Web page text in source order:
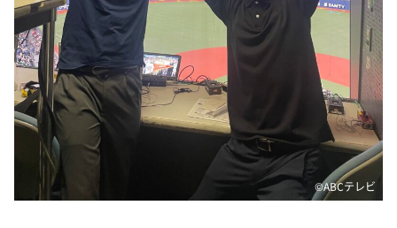
新婚さんいらっしゃい！
ポツンと一軒家
ザキ山小屋本館
ぺこぱのまるスポ
アナ回覧板
©️ABCテレビ